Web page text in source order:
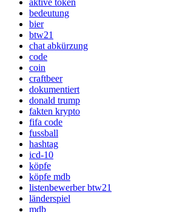
aktive token
bedeutung
bier
btw21
chat abkürzung
code
coin
craftbeer
dokumentiert
donald trump
fakten krypto
fifa code
fussball
hashtag
icd-10
köpfe
köpfe mdb
listenbewerber btw21
länderspiel
mdb